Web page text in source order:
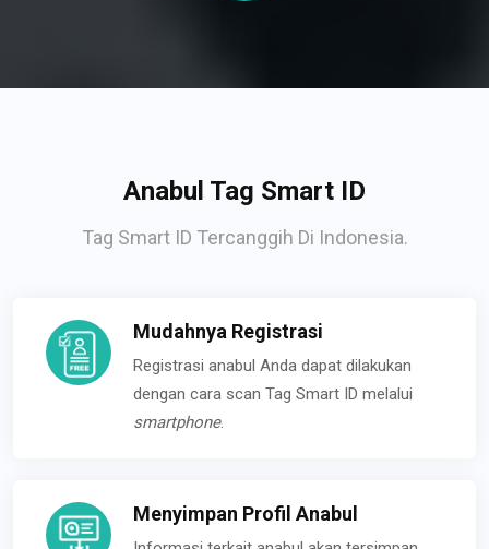
Anabul Tag Smart ID
Tag Smart ID Tercanggih Di Indonesia.
Mudahnya Registrasi
Registrasi anabul Anda dapat dilakukan
dengan cara scan Tag Smart ID melalui
smartphone.
Menyimpan Profil Anabul